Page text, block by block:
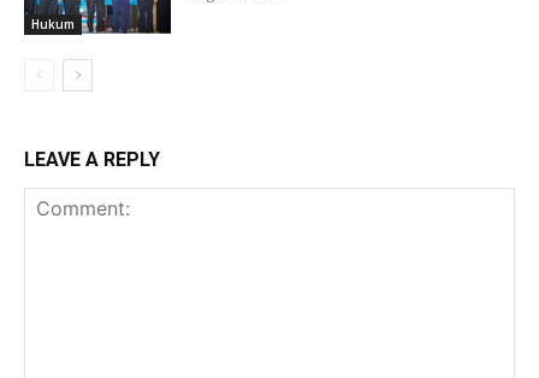
Hukum
LEAVE A REPLY